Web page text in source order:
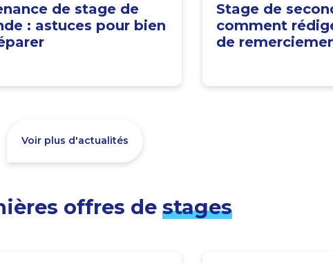
de stage de
: astuces pour bien
Stage de
comment
de
Voir plus d'actualités
offres de stages